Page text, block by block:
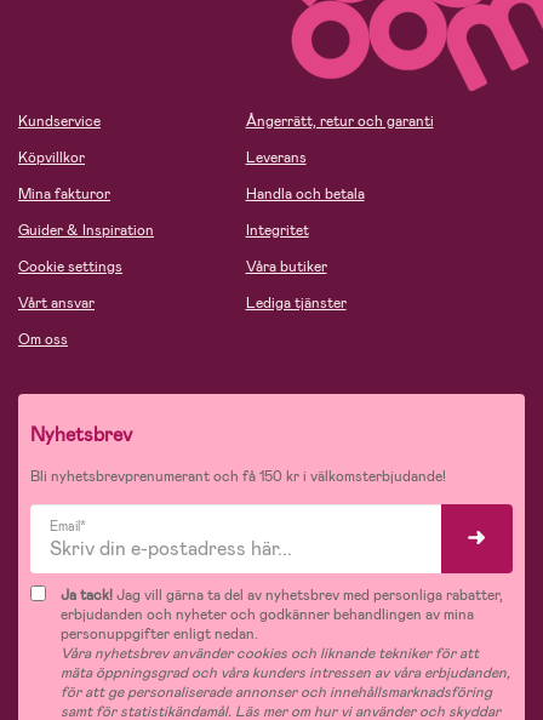
Kundservice
Köpvillkor
Mina fakturor
Guider & Inspiration
Cookie settings
Vårt ansvar
Om oss
Ångerrätt, retur och garanti
Leverans
Handla och betala
Integritet
Våra butiker
Lediga tjänster
Nyhetsbrev
Bli nyhetsbrevprenumerant och få 150 kr i välkomsterbjudande!
Email*
Ja tack!Jag vill gärna ta del av nyhetsbrev med personliga rabatter,
erbjudanden och nyheter och godkänner behandlingen av mina
personuppgifter enligt nedan.
Våra nyhetsbrev använder cookies och liknande tekniker för att
mäta öppningsgrad och våra kunders intressen av våra erbjudanden,
för att ge personaliserade annonser och innehållsmarknadsföring
samt för statistikändamål. Läs mer om hur vi använder och skyddar